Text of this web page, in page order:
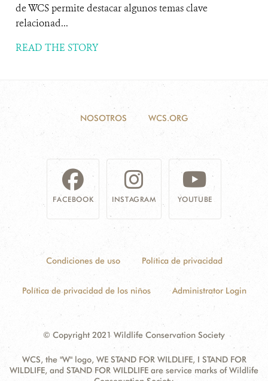
de WCS permite destacar algunos temas clave
relacionad...
READ THE STORY
NOSOTROS WCS.ORG
FACEBOOK INSTAGRAM YOUTUBE
Condiciones de uso Política de privacidad
Política de privacidad de los niños Administrator Login
© Copyright 2021 Wildlife Conservation Society
WCS, the "W" logo, WE STAND FOR WILDLIFE, I STAND FOR
WILDLIFE, and STAND FOR WILDLIFE are service marks of Wildlife